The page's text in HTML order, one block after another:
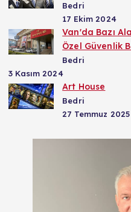
Bedri
17 Ekim 2024
Van'da Bazı
Özel Güvenlik
Bedri
3 Kasım 2024
Art House
Bedri
27 Temmuz 2025